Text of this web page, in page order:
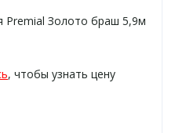
Premial Золото браш 5,9м
, чтобы узнать цену